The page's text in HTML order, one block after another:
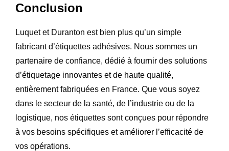
Conclusion
Luquet et Duranton est bien plus qu’un simple
fabricant d’étiquettes adhésives. Nous sommes un
partenaire de confiance, dédié à fournir des solutions
d’étiquetage innovantes et de haute qualité,
entièrement fabriquées en France. Que vous soyez
dans le secteur de la santé, de l’industrie ou de la
logistique, nos étiquettes sont conçues pour répondre
à vos besoins spécifiques et améliorer l’efficacité de
vos opérations.